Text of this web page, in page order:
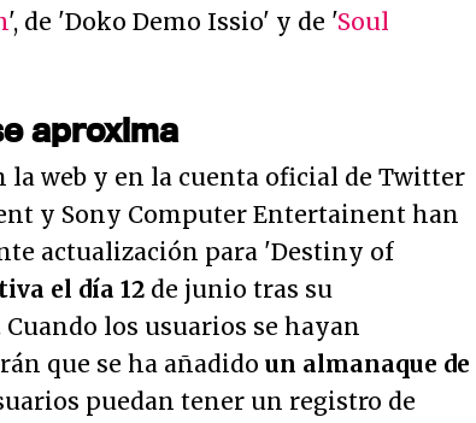
', de 'Doko Demo Issio' y de 'Soul
aproxima
web y en la cuenta oficial de Twitter
y Sony Computer Entertainent han
actualización para 'Destiny of
el día 12 de junio tras su
los usuarios se hayan
que se ha añadido un almanaque de
puedan tener un registro de